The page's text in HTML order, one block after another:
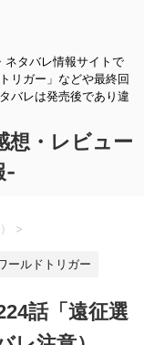
ネタバレ情報サイトで
リガー」などや最終回
バレは発売後であり違
想・レビュー
-
>
ールドトリガー
話「遠征選